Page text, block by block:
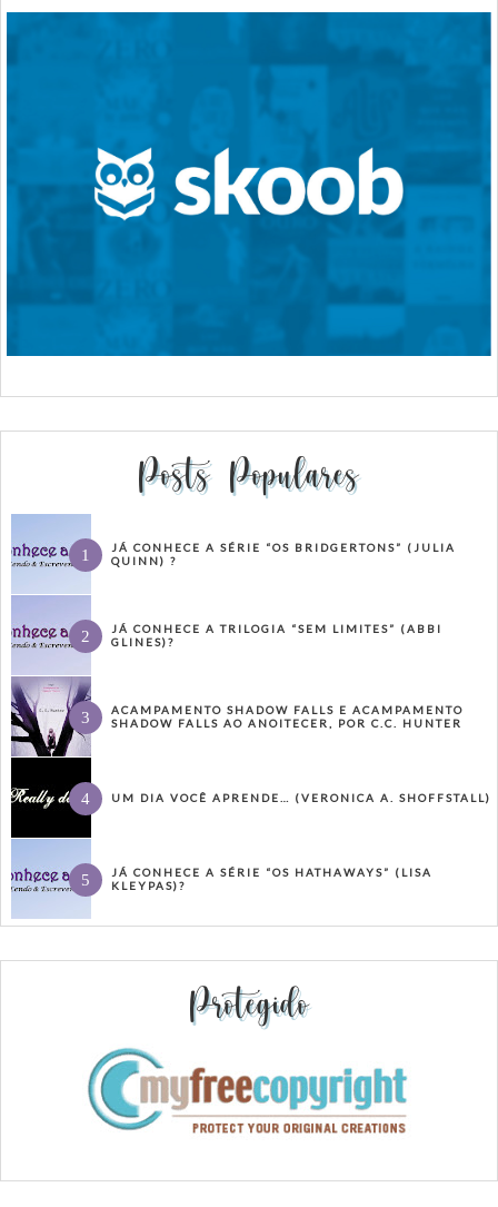
Posts Populares
JÁ CONHECE A SÉRIE “OS BRIDGERTONS” (JULIA
QUINN) ?
JÁ CONHECE A TRILOGIA “SEM LIMITES” (ABBI
GLINES)?
ACAMPAMENTO SHADOW FALLS E ACAMPAMENTO
SHADOW FALLS AO ANOITECER, POR C.C. HUNTER
UM DIA VOCÊ APRENDE… (VERONICA A. SHOFFSTALL)
JÁ CONHECE A SÉRIE “OS HATHAWAYS” (LISA
KLEYPAS)?
Protegido